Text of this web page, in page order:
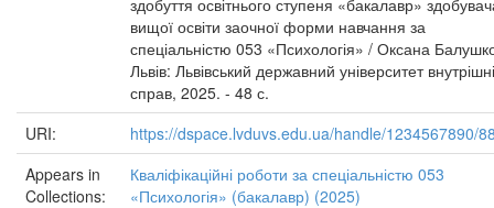
здобуття освітнього ступеня «бакалавр»
вищої освіти заочної форми навчання за
спеціальністю 053 «Психологія» / Оксана
Львів: Львівський державний університет
справ, 2025. - 48 с.
URI:
https://dspace.lvduvs.edu.ua/handle/1234567890/
Appears in
Collections:
Кваліфікаційні роботи за спеціальністю 053
«Психологія» (бакалавр) (2025)